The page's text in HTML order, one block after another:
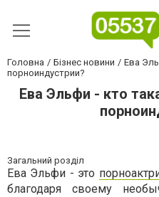
Головна Бізнес новини
Ева
порноиндустрии?
Ева Эльфи - кто
Загальний розділ
Ева Эльфи - это
благодаря своему